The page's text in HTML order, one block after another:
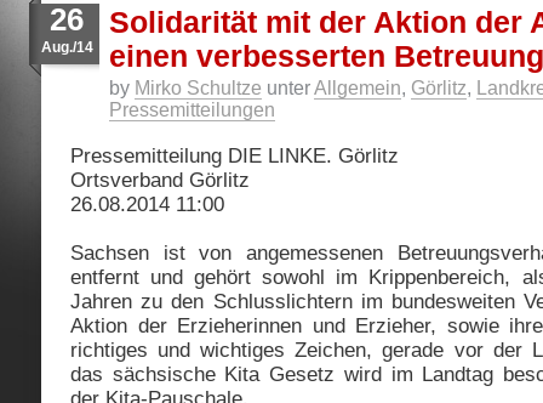
26
Aug./14
Solidarität mit der Aktion der
einen verbesserten
by Mirko Schultze unterAllgemein, Görlitz,
Pressemitteilungen
Pressemitteilung DIE LINKE. Görlitz
Ortsverband Görlitz
26.08.2014 11:00
Sachsen ist von angemessenen
entfernt und gehört sowohl im Krippenbereich,
Jahren zu den Schlusslichtern im bundesweiten
Aktion der Erzieherinnen und Erzieher, sowie
richtiges und wichtiges Zeichen, gerade vor der
das sächsische Kita Gesetz wird im Landtag